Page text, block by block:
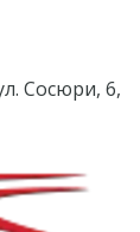
Сосюри, 6,